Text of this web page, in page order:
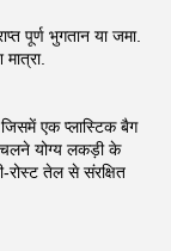
पूर्ण भुगतान या जमा.
एक प्लास्टिक बैग
योग्य लकड़ी के
तेल से संरक्षित